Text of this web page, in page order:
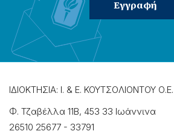
ΙΔΙΟΚΤΗΣΙΑ: Ι. & Ε. ΚΟΥΤΣΟΛΙΟΝΤΟΥ Ο.Ε.
Φ. Τζαβέλλα 11Β, 453 33 Ιωάννɩνα
26510 25677 - 33791